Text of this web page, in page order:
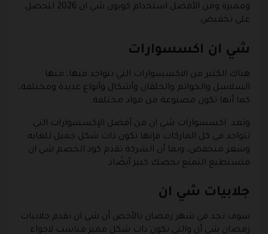
ومميزة ومن الأفضل استخدام كوبون شي ان 2026 لتحصل
على تخفيض.
شي ان اكسسوارات
هناك الكثير من الاكسسوارات التي تتواجد فيها، منها
السلاسل والخواتم والحلقان وأشكال وأنواع عديدة ومختلفة،
كما أنها تكون مصنوعة من مواد مختلفة.
وتعد اكسسوارات شي ان من أفضل الإكسسوارات التي
تتواجد في كل الماركات فإنها تكون ذات شكل جميل للغايه
وسعر منخفض، وبما أن الشركة تقدم كود الخصم شي ان
فتستطيع التمتع بخصك كبير أيضًاد
جلابيات شي ان
سوف تجد في شهر رمضان بالأخص أن شي ان تقدم جلابيات
رمضان شي أن والتي تكون ذات شكل مميز مناسب لاجواء